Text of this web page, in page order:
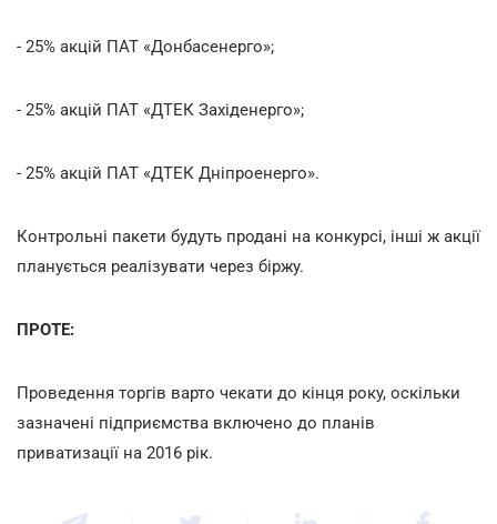
- 25% акцій ПАТ «Донбасенерго»;
- 25% акцій ПАТ «ДТЕК Західенерго»;
- 25% акцій ПАТ «ДТЕК Дніпроенерго».
Контрольні пакети будуть продані на конкурсі, інші ж акції
планується реалізувати через біржу.
ПРОТЕ:
Проведення торгів варто чекати до кінця року, оскільки
зазначені підприємства включено до планів
приватизації на 2016 рік.